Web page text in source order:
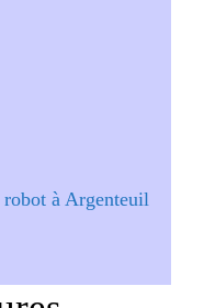
robot à Argenteuil